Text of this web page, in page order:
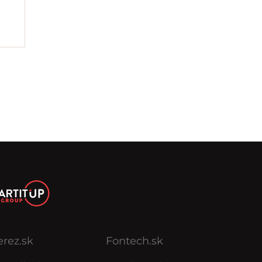
Fontech.sk